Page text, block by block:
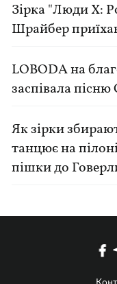
Зірка "Люди Х:
Шрайбер
LOBODA на
заспівала
Як зірки
танцює на
пішки до